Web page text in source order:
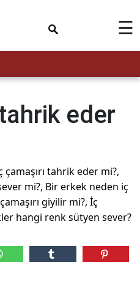
☰
eder
çamaşırı tahrik eder mi?,
mi?, Bir erkek neden iç
giyilir mi?, İç
hangi renk sütyen sever?